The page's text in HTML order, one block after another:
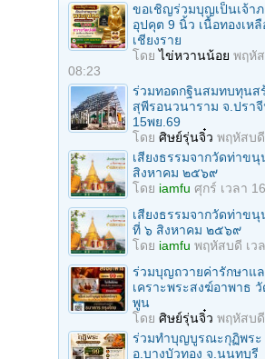
ขอเชิญร่วมบุญเป็นเจ้า
อุปคุต 9 นิ้ว เนื้อทองเห
เชียงราย
โดยไข่หวานน้อย พฤหั
08:23
ร่วมทอดกฐินสมทบทุนส
สุพีรอนวนาราม จ.ปรา
15พย.69
โดย ศิษย์รุ่นจิ๋ว พฤหัสบดี
เสียงธรรมจากวัดท่าข
สิงหาคม ๒๕๖๙
โดย iamfu ศุกร์ เวลา
เสียงธรรมจากวัดท่าข
ที่ ๖ สิงหาคม ๒๕๖๙
โดย iamfu พฤหัสบดี เว
ร่วมบุญถวายค่ารักษาแล
เคราะพระสงฆ์อาพาธ
พูน
โดย ศิษย์รุ่นจิ๋ว พฤหัสบดี
ร่วมทําบุญบูรณะกุฏิพระ
อ.บางบัวทอง จ.นนทบุรี